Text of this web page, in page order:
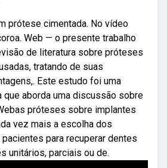
prótese cimentada. No vídeo
Web — o presente trabalho
de literatura sobre próteses
tratando de suas
Este estudo foi uma
que aborda uma discussão sobre
próteses sobre implantes
vez mais a escolha dos
para recuperar dentes
unitários, parciais ou de.